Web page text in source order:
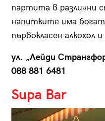
партита в различни
напитките има
първокласен алкохол
ул. „Лейди
088 881 6481
Supa Bar